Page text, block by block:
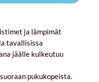
ja lämpimät
tavallisissa
jäälle kulkeutuu
pukukopeista.